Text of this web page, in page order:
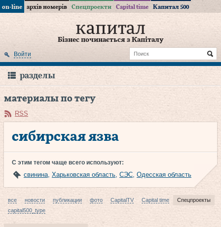
on-line архів номерів Спецпроекти Capital time Капитал 500
Бізнес починається з Капіталу
Войти
разделы
материалы по тегу
RSS
сибирская язва
С этим тегом чаще всего используют:
свинина, Харьковская область, СЭС, Одесская область
все новости публикации фото CapitalTV Capital time
Спецпроекты
capital500_type